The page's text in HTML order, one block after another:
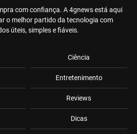
com confiança. A 4gnews está aqui
o melhor partido da tecnologia com
úteis, simples e fiáveis.
Ciência
Entretenimento
Reviews
Dicas